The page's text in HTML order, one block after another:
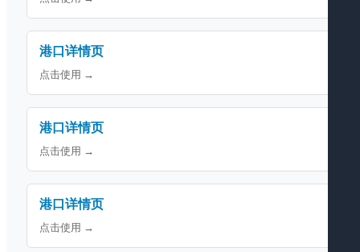
港口详情页
点击使用 →
港口详情页
点击使用 →
港口详情页
点击使用 →